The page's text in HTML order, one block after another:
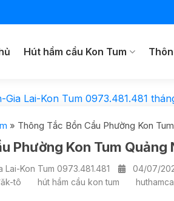
Hút hầm cầu Kon Tum
Lai-Kon Tum 0973.481.481
» Thông Tắc Bồn Cầu Phường Kon
Phường Kon Tum
Lai-Kon Tum 0973.481.481
04/07/
tô hút hầm cầu kon tum